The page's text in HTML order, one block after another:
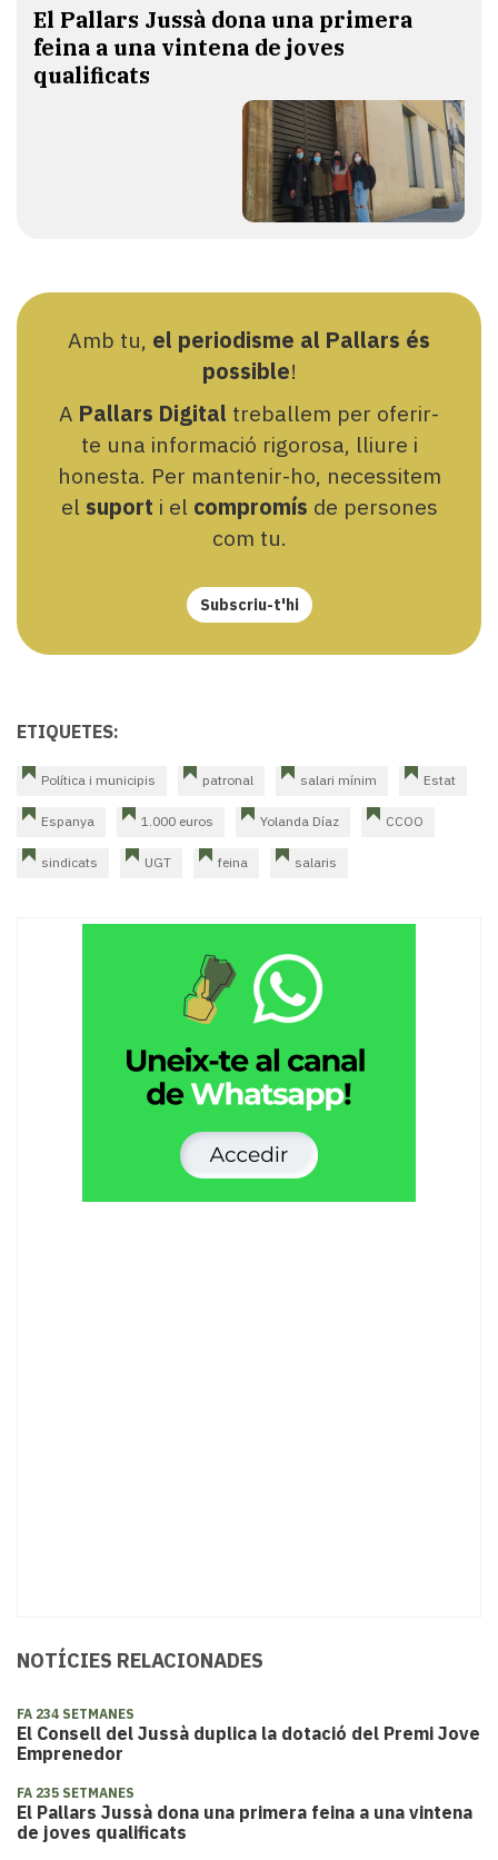
​El Pallars Jussà dona una primera
feina a una vintena de joves
qualificats
Amb tu, el periodisme al Pallars és
possible!
A Pallars Digital treballem per oferir-
te una informació rigorosa, lliure i
honesta. Per mantenir-ho, necessitem
el suport i el compromís de persones
com tu.
Subscriu-t'hi
ETIQUETES:
Política i municipis patronal salari mínim Estat
Espanya 1.000 euros Yolanda Díaz CCOO
sindicats UGT feina salaris
NOTÍCIES RELACIONADES
FA 234 SETMANES
El Consell del Jussà duplica la dotació del Premi Jove
Emprenedor
FA 235 SETMANES
​El Pallars Jussà dona una primera feina a una vintena
de joves qualificats